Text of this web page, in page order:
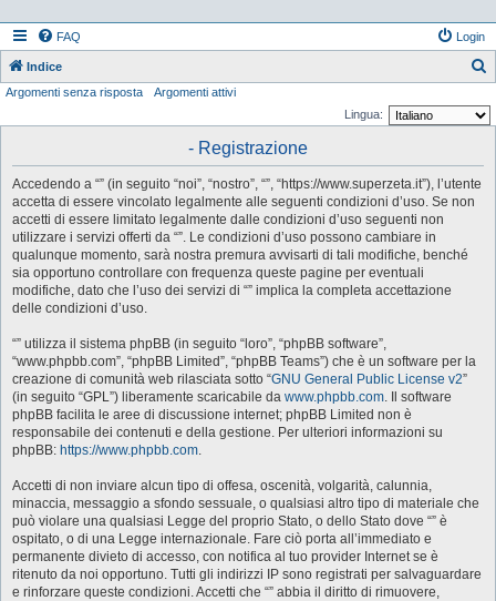
FAQ Login
Indice
Argomenti senza risposta
Argomenti attivi
Lingua:
- Registrazione
Accedendo a “” (in seguito “noi”, “nostro”, “”, “https://www.superzeta.it”), l’utente
accetta di essere vincolato legalmente alle seguenti condizioni d’uso. Se non
accetti di essere limitato legalmente dalle condizioni d’uso seguenti non
utilizzare i servizi offerti da “”. Le condizioni d’uso possono cambiare in
qualunque momento, sarà nostra premura avvisarti di tali modifiche, benché
sia opportuno controllare con frequenza queste pagine per eventuali
modifiche, dato che l’uso dei servizi di “” implica la completa accettazione
delle condizioni d’uso.
“” utilizza il sistema phpBB (in seguito “loro”, “phpBB software”,
“www.phpbb.com”, “phpBB Limited”, “phpBB Teams”) che è un software per la
creazione di comunità web rilasciata sotto “GNU General Public License v2”
(in seguito “GPL”) liberamente scaricabile da www.phpbb.com. Il software
phpBB facilita le aree di discussione internet; phpBB Limited non è
responsabile dei contenuti e della gestione. Per ulteriori informazioni su
phpBB: https://www.phpbb.com.
Accetti di non inviare alcun tipo di offesa, oscenità, volgarità, calunnia,
minaccia, messaggio a sfondo sessuale, o qualsiasi altro tipo di materiale che
può violare una qualsiasi Legge del proprio Stato, o dello Stato dove “” è
ospitato, o di una Legge internazionale. Fare ciò porta all’immediato e
permanente divieto di accesso, con notifica al tuo provider Internet se è
ritenuto da noi opportuno. Tutti gli indirizzi IP sono registrati per salvaguardare
e rinforzare queste condizioni. Accetti che “” abbia il diritto di rimuovere,